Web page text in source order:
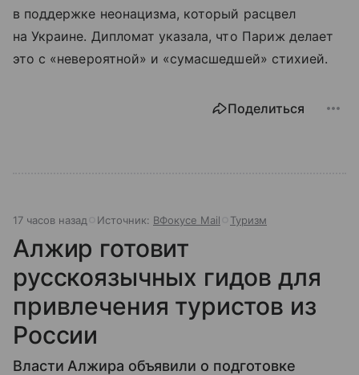
в поддержке неонацизма, который расцвел
на Украине. Дипломат указала, что Париж делает
это с «невероятной» и «сумасшедшей» стихией.
Поделиться
17 часов назад Источник: ВФокусе Mail Туризм
Алжир готовит
русскоязычных гидов для
привлечения туристов из
России
Власти Алжира объявили о подготовке